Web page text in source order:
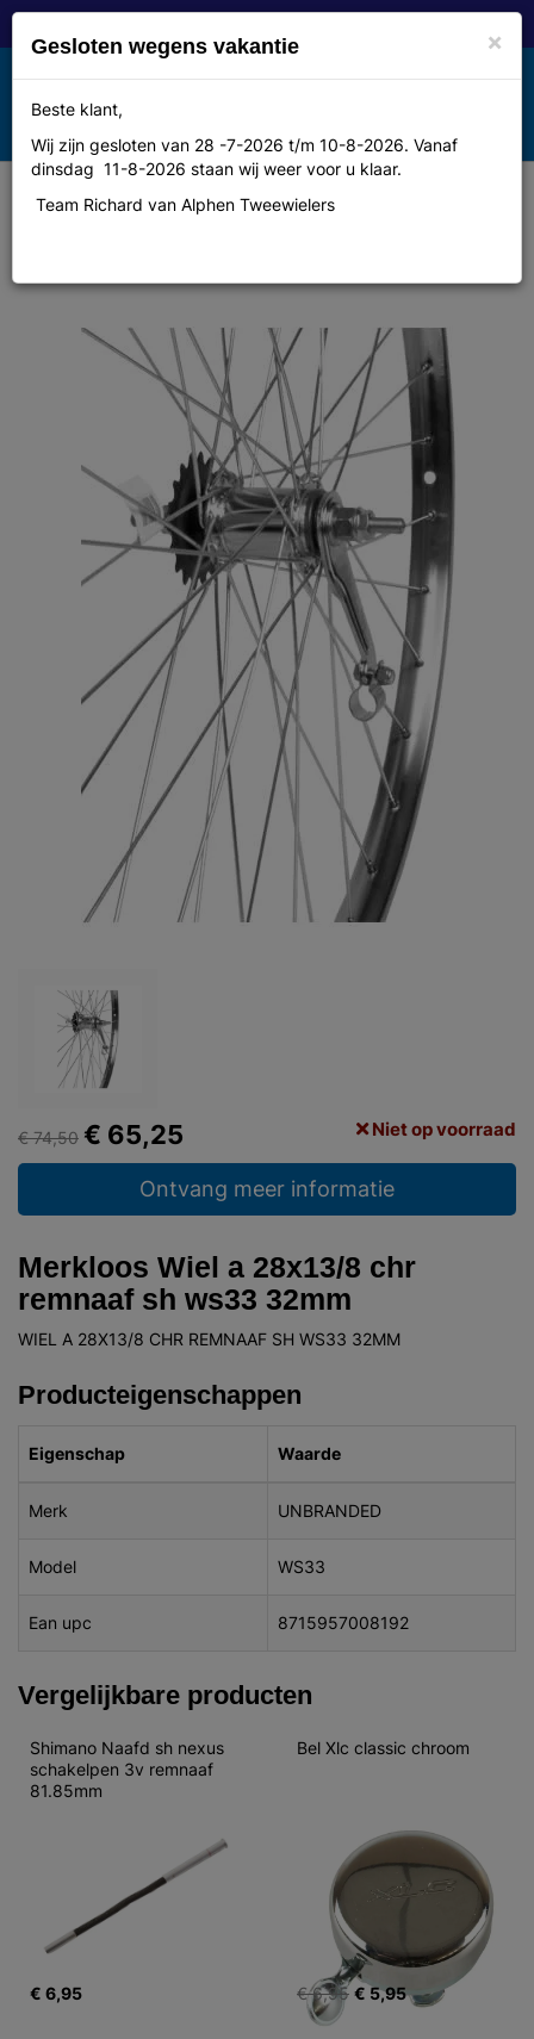
Toggle
navigation
MENU
Merkloos Wiel a 28x13/8 chr
€ 74,50 € 65,25 Niet op voorraad
Ontvang meer informatie
Merkloos Wiel a 28x13/8 chr
remnaaf sh ws33 32mm
WIEL A 28X13/8 CHR REMNAAF SH WS33 32MM
Producteigenschappen
Eigenschap Waarde
Merk UNBRANDED
Model WS33
Ean upc 8715957008192
Vergelijkbare producten
Shimano Naafd sh nexus
schakelpen 3v remnaaf
81.85mm
€ 6,95
Bel Xlc classic chroom
€ 6,95 € 5,95
×
Gesloten wegens vakantie
Beste klant,
Wij zijn gesloten van 28 -7-2026 t/m 10-8-2026. Vanaf
dinsdag 11-8-2026 staan wij weer voor u klaar.
Team Richard van Alphen Tweewielers